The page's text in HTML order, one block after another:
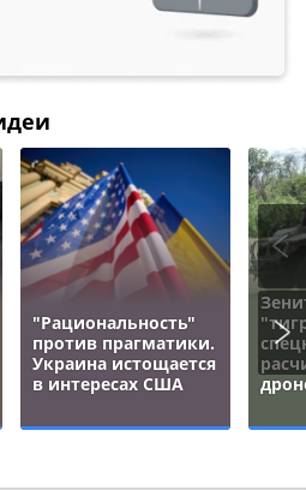
"Рациональность"
против прагматики.
Украина истощается
в интересах США